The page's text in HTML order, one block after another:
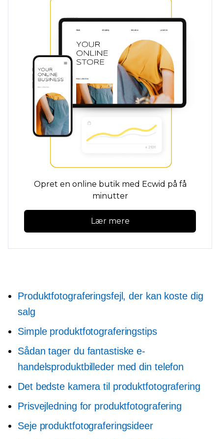
Opret en online butik med Ecwid på få
minutter
Lær mere
Produktfotograferingsfejl, der kan koste dig
salg
Simple produktfotograferingstips
Sådan tager du fantastiske e-
handelsproduktbilleder med din telefon
Det bedste kamera til produktfotografering
Prisvejledning for produktfotografering
Seje produktfotograferingsideer